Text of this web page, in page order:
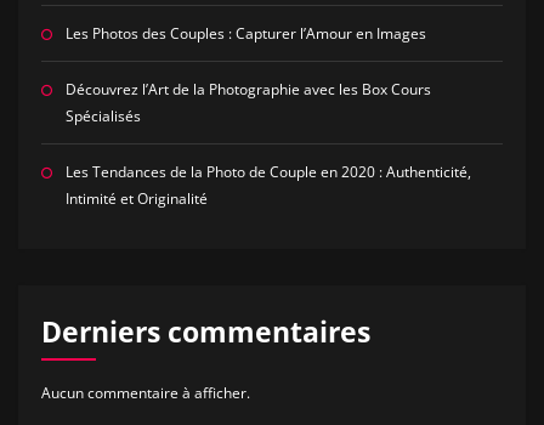
Les Photos des Couples : Capturer l’Amour en Images
Découvrez l’Art de la Photographie avec les Box Cours
Spécialisés
Les Tendances de la Photo de Couple en 2020 : Authenticité,
Intimité et Originalité
Derniers commentaires
Aucun commentaire à afficher.